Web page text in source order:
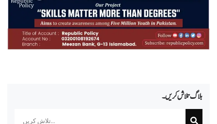
بلاگ تلاش کریں۔